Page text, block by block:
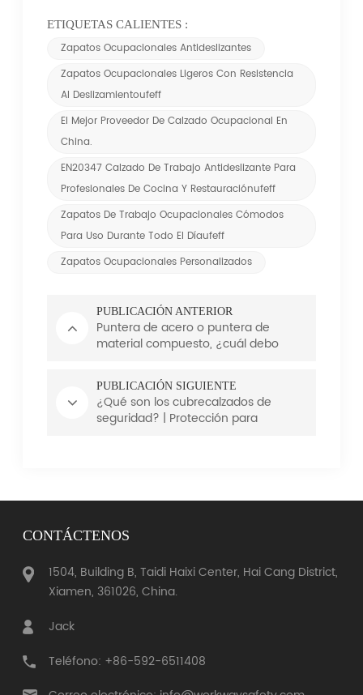
ETIQUETAS CALIENTES :
Zapatos Ocupacionales Antideslizantes
Zapatos Ocupacionales Ligeros Con Resistencia
Al Deslizamientoufeff
El Mejor Proveedor De Calzado Ocupacional En
China.
EN20347 Calzado De Trabajo Antideslizante Para
Profesionales De Cocina Y Restauraciónufeff
Zapatos De Trabajo Ocupacionales Cómodos
Para Uso Durante Todo El Díaufeff
Zapatos Ocupacionales Personalizados
PUBLICACIÓN ANTERIOR
Puntera de acero o puntera de
material compuesto, ¿cuál debo
PUBLICACIÓN SIGUIENTE
¿Qué son los cubrecalzados de
seguridad? | Protección para
CONTÁCTENOS
1504, Building B, Taidi Haixi Center, Hai Cang District,
Xiamen, 361026, China.
Jack
Teléfono: +86-592-6511408